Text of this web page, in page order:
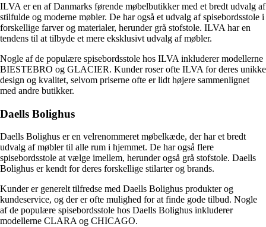
ILVA er en af Danmarks førende møbelbutikker med et bredt udvalg af
stilfulde og moderne møbler. De har også et udvalg af spisebordsstole i
forskellige farver og materialer, herunder grå stofstole. ILVA har en
tendens til at tilbyde et mere eksklusivt udvalg af møbler.
Nogle af de populære spisebordsstole hos ILVA inkluderer modellerne
BIESTEBRO og GLACIER. Kunder roser ofte ILVA for deres unikke
design og kvalitet, selvom priserne ofte er lidt højere sammenlignet
med andre butikker.
Daells Bolighus
Daells Bolighus er en velrenommeret møbelkæde, der har et bredt
udvalg af møbler til alle rum i hjemmet. De har også flere
spisebordsstole at vælge imellem, herunder også grå stofstole. Daells
Bolighus er kendt for deres forskellige stilarter og brands.
Kunder er generelt tilfredse med Daells Bolighus produkter og
kundeservice, og der er ofte mulighed for at finde gode tilbud. Nogle
af de populære spisebordsstole hos Daells Bolighus inkluderer
modellerne CLARA og CHICAGO.